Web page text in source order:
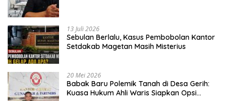
13 Juli 2026
Sebulan Berlalu, Kasus Pembobolan Kantor
Setdakab Magetan Masih Misterius
20 Mei 2026
Babak Baru Polemik Tanah di Desa Gerih:
Kuasa Hukum Ahli Waris Siapkan Opsi